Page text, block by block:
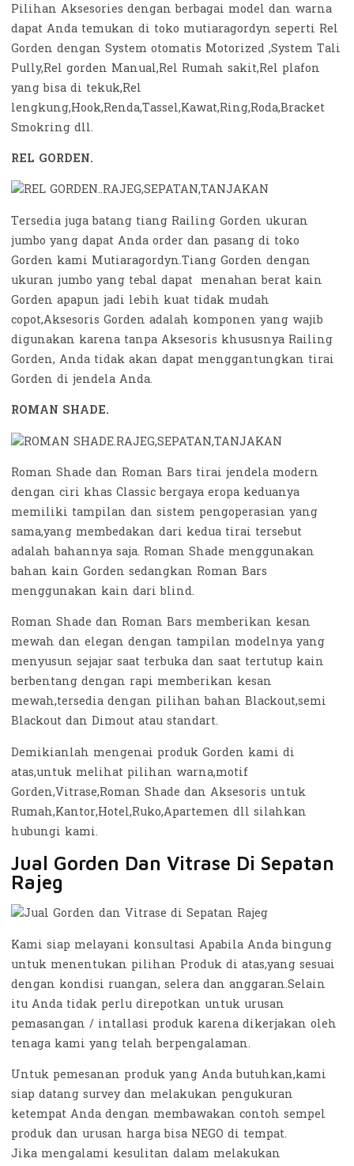
Pilihan Aksesories dengan berbagai model dan warna
dapat Anda temukan di toko mutiaragordyn seperti Rel
Gorden dengan System otomatis Motorized ,System Tali
Pully,Rel gorden Manual,Rel Rumah sakit,Rel plafon
yang bisa di tekuk,Rel
lengkung,Hook,Renda,Tassel,Kawat,Ring,Roda,Bracket
Smokring dll.
REL GORDEN.
Tersedia juga batang tiang Railing Gorden ukuran
jumbo yang dapat Anda order dan pasang di toko
Gorden kami Mutiaragordyn.Tiang Gorden dengan
ukuran jumbo yang tebal dapat menahan berat kain
Gorden apapun jadi lebih kuat tidak mudah
copot,Aksesoris Gorden adalah komponen yang wajib
digunakan karena tanpa Aksesoris khususnya Railing
Gorden, Anda tidak akan dapat menggantungkan tirai
Gorden di jendela Anda.
ROMAN SHADE.
Roman Shade dan Roman Bars tirai jendela modern
dengan ciri khas Classic bergaya eropa keduanya
memiliki tampilan dan sistem pengoperasian yang
sama,yang membedakan dari kedua tirai tersebut
adalah bahannya saja. Roman Shade menggunakan
bahan kain Gorden sedangkan Roman Bars
menggunakan kain dari blind.
Roman Shade dan Roman Bars memberikan kesan
mewah dan elegan dengan tampilan modelnya yang
menyusun sejajar saat terbuka dan saat tertutup kain
berbentang dengan rapi memberikan kesan
mewah,tersedia dengan pilihan bahan Blackout,semi
Blackout dan Dimout atau standart.
Demikianlah mengenai produk Gorden kami di
atas,untuk melihat pilihan warna,motif
Gorden,Vitrase,Roman Shade dan Aksesoris untuk
Rumah,Kantor,Hotel,Ruko,Apartemen dll silahkan
hubungi kami.
Jual Gorden Dan Vitrase Di Sepatan
Rajeg
Kami siap melayani konsultasi Apabila Anda bingung
untuk menentukan pilihan Produk di atas,yang sesuai
dengan kondisi ruangan, selera dan anggaran.Selain
itu Anda tidak perlu direpotkan untuk urusan
pemasangan / intallasi produk karena dikerjakan oleh
tenaga kami yang telah berpengalaman.
Untuk pemesanan produk yang Anda butuhkan,kami
siap datang survey dan melakukan pengukuran
ketempat Anda dengan membawakan contoh sempel
produk dan urusan harga bisa NEGO di tempat.
Jika mengalami kesulitan dalam melakukan